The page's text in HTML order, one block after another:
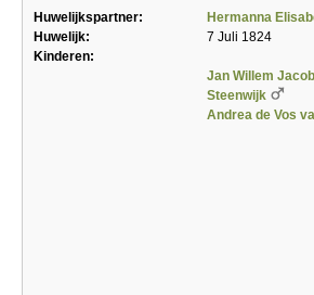
Huwelijkspartner: Hermanna
Huwelijk:
7 Juli 1824
Kinderen:
Jan Willem
Steenwijk
Andrea de Vos